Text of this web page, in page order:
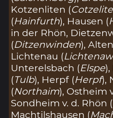
Kotzenliten (Cotzelite
(Hainfurth), Hausen (
in der Rhön,
(Ditzenwinden),
Lichtenau (Lichtenaw
Unterelsbach (Elspe
(Tulb), Herpf (Herpf),
(Northaim), Ostheim
Sondheim v. d. Rhön (
Machtilshausen (